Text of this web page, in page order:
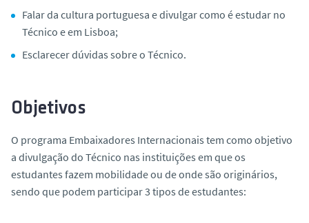
Falar da cultura portuguesa e divulgar como é estudar no
Técnico e em Lisboa;
Esclarecer dúvidas sobre o Técnico.
Objetivos
O programa Embaixadores Internacionais tem como objetivo
a divulgação do Técnico nas instituições em que os
estudantes fazem mobilidade ou de onde são originários,
sendo que podem participar 3 tipos de estudantes: